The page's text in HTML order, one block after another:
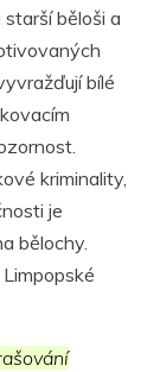
běloši a
bílé
kriminality,
je
bělochy.